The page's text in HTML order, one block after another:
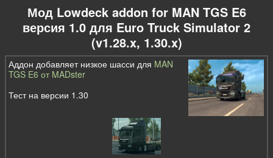
Мод Lowdeck addon for MAN TGS E6
версия 1.0 для Euro Truck Simulator 2
(v1.28.x, 1.30.x)
Аддон добавляет низкое шасси для MAN
TGS E6 от MADster
Тест на версии 1.30